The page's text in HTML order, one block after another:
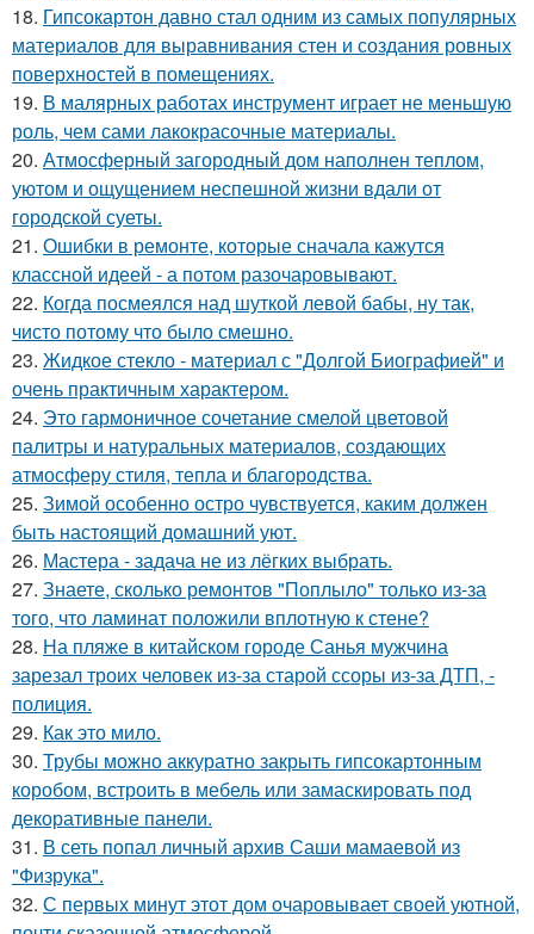
18. Гипсокартон давно стал одним из самых популярных
материалов для выравнивания стен и создания ровных
поверхностей в помещениях.
19. В малярных работах инструмент играет не меньшую
роль, чем сами лакокрасочные материалы.
20. Атмосферный загородный дом наполнен теплом,
уютом и ощущением неспешной жизни вдали от
городской суеты.
21. Ошибки в ремонте, которые сначала кажутся
классной идеей - а потом разочаровывают.
22. Когда посмеялся над шуткой левой бабы, ну так,
чисто потому что было смешно.
23. Жидкое стекло - материал с "Долгой Биографией" и
очень практичным характером.
24. Это гармоничное сочетание смелой цветовой
палитры и натуральных материалов, создающих
атмосферу стиля, тепла и благородства.
25. Зимой особенно остро чувствуется, каким должен
быть настоящий домашний уют.
26. Мастера - задача не из лёгких выбрать.
27. Знаете, сколько ремонтов "Поплыло" только из-за
того, что ламинат положили вплотную к стене?
28. На пляже в китайском городе Санья мужчина
зарезал троих человек из-за старой ссоры из-за ДТП, -
полиция.
29. Как это мило.
30. Трубы можно аккуратно закрыть гипсокартонным
коробом, встроить в мебель или замаскировать под
декоративные панели.
31. В сеть попал личный архив Саши мамаевой из
"Физрука".
32. С первых минут этот дом очаровывает своей уютной,